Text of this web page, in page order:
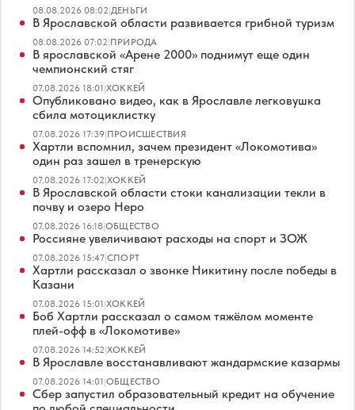
08.08.2026 08:02|ДЕНЬГИ
В Ярославской области развивается грибной туризм
08.08.2026 07:02|ПРИРОДА
В ярославской «Арене 2000» поднимут еще один
чемпионский стяг
07.08.2026 18:01|ХОККЕЙ
Опубликовано видео, как в Ярославле легковушка
сбила мотоциклистку
07.08.2026 17:39|ПРОИСШЕСТВИЯ
Хартли вспомнил, зачем президент «Локомотива»
один раз зашел в тренерскую
07.08.2026 17:02|ХОККЕЙ
В Ярославской области стоки канализации текли в
почву и озеро Неро
07.08.2026 16:18|ОБЩЕСТВО
Россияне увеличивают расходы на спорт и ЗОЖ
07.08.2026 15:47|СПОРТ
Хартли рассказал о звонке Никитину после победы в
Казани
07.08.2026 15:01|ХОККЕЙ
Боб Хартли рассказал о самом тяжёлом моменте
плей-офф в «Локомотиве»
07.08.2026 14:52|ХОККЕЙ
В Ярославле восстанавливают жандармские казармы
07.08.2026 14:01|ОБЩЕСТВО
Сбер запустил образовательный кредит на обучение